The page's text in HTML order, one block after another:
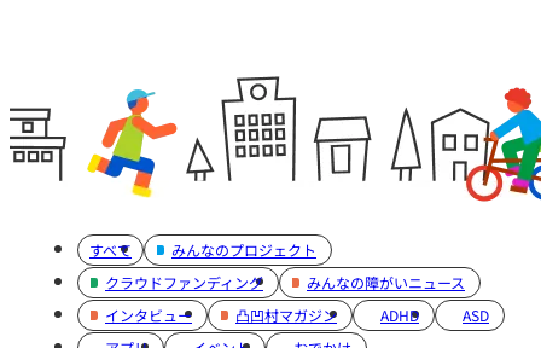
すべて
みんなのプロジェクト
クラウドファンディング
みんなの障がいニュース
インタビュー
凸凹村マガジン ADHD
ASD